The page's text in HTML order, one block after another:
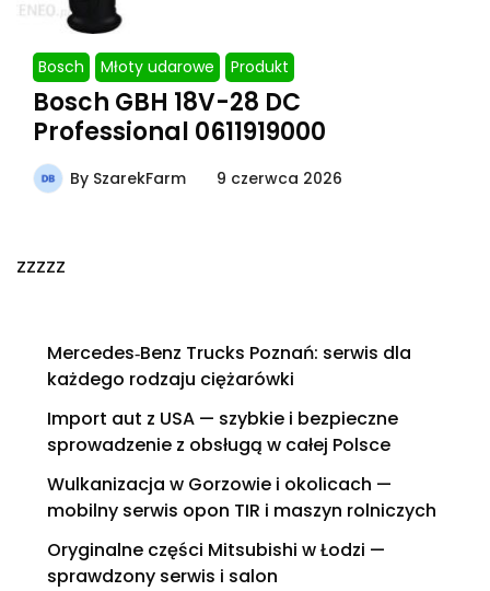
Bosch Młoty udarowe Produkt
Bosch GBH 18V-28 DC
Professional 0611919000
By SzarekFarm 9 czerwca 2026
zzzzz
Mercedes‑Benz Trucks Poznań: serwis dla
każdego rodzaju ciężarówki
Import aut z USA — szybkie i bezpieczne
sprowadzenie z obsługą w całej Polsce
Wulkanizacja w Gorzowie i okolicach —
mobilny serwis opon TIR i maszyn rolniczych
Oryginalne części Mitsubishi w Łodzi —
sprawdzony serwis i salon